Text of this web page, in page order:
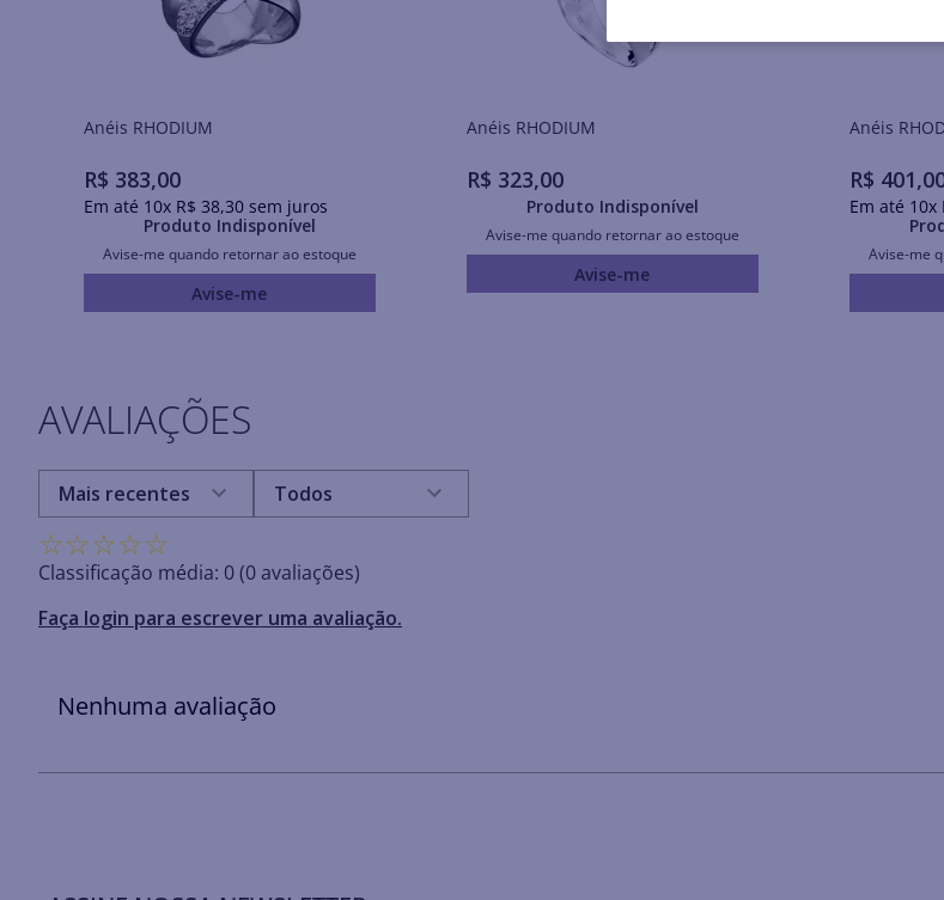
Anéis RHODIUM
R$ 383,00
Em até 10x R$ 38,30sem juros
Produto Indisponível
Avise-me quando retornar ao estoque
Avise-me
Anéis RHODIUM
R$ 323,00
Produto Indisponível
Avise-me quando retornar ao estoque
Avise-me
Anéis
R$ 401,
Em até 10x
Avise-me
AVALIAÇÕES
☆☆☆☆☆
Classificação média: 0(0 avaliações)
Faça login para escrever uma avaliação.
Mais recentes Todos
Nenhuma avaliação